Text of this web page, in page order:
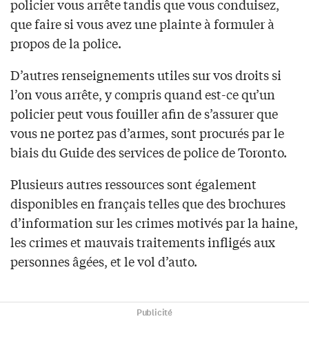
policier vous arrête tandis que vous conduisez,
que faire si vous avez une plainte à formuler à
propos de la police.
D’autres renseignements utiles sur vos droits si
l’on vous arrête, y compris quand est-ce qu’un
policier peut vous fouiller afin de s’assurer que
vous ne portez pas d’armes, sont procurés par le
biais du Guide des services de police de Toronto.
Plusieurs autres ressources sont également
disponibles en français telles que des brochures
d’information sur les crimes motivés par la haine,
les crimes et mauvais traitements infligés aux
personnes âgées, et le vol d’auto.
Publicité